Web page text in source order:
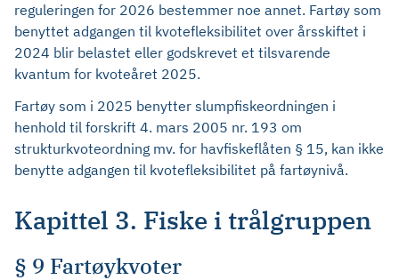
reguleringen for 2026 bestemmer noe annet. Fartøy som
benyttet adgangen til kvotefleksibilitet over årsskiftet i
2024 blir belastet eller godskrevet et tilsvarende
kvantum for kvoteåret 2025.
Fartøy som i 2025 benytter slumpfiskeordningen i
henhold til forskrift 4. mars 2005 nr. 193 om
strukturkvoteordning mv. for havfiskeflåten § 15, kan ikke
benytte adgangen til kvotefleksibilitet på fartøynivå.
Kapittel 3. Fiske i trålgruppen
§ 9 Fartøykvoter